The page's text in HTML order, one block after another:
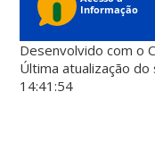
Desenvolvido com o
Última atualização
14:41:54